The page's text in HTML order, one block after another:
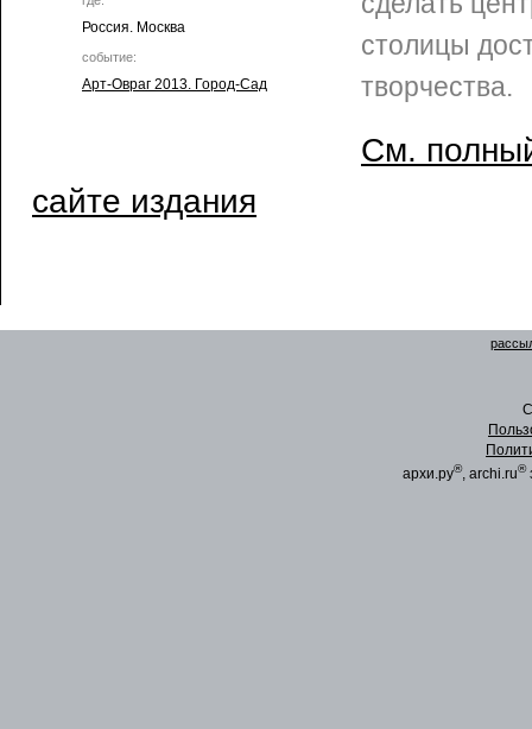
Россия. Москва
событие:
Арт-Овраг 2013. Город-Сад
столицы
творчества.
См.
сайте издания
архи.ру®, archi.ru®